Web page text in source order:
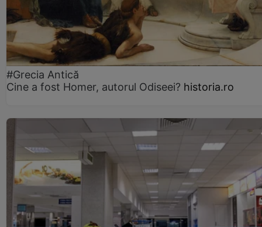
#Grecia Antică
Cine a fost Homer, autorul Odiseei? historia.ro